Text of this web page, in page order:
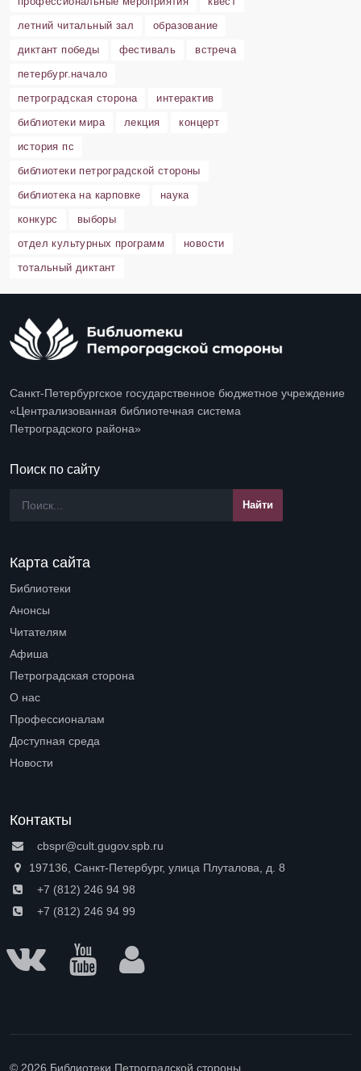
летний читальный зал
образование
диктант победы
фестиваль
встреча
петербург.начало
петроградская сторона
интерактив
библиотеки мира
лекция
концерт
история пс
библиотеки петроградской стороны
библиотека на карповке
наука
конкурс
выборы
отдел культурных программ
новости
тотальный диктант
Санкт-Петербургское государственное бюджетное учреждение
«Централизованная библиотечная система
Петроградского района»
Поиск по сайту
Карта сайта
Библиотеки
Анонсы
Читателям
Афиша
Петроградская сторона
О нас
Профессионалам
Доступная среда
Новости
Контакты
cbspr@cult.gugov.spb.ru
197136, Санкт-Петербург, улица Плуталова, д. 8
+7 (812) 246 94 98
+7 (812) 246 94 99
© 2026 Библиотеки Петроградской стороны